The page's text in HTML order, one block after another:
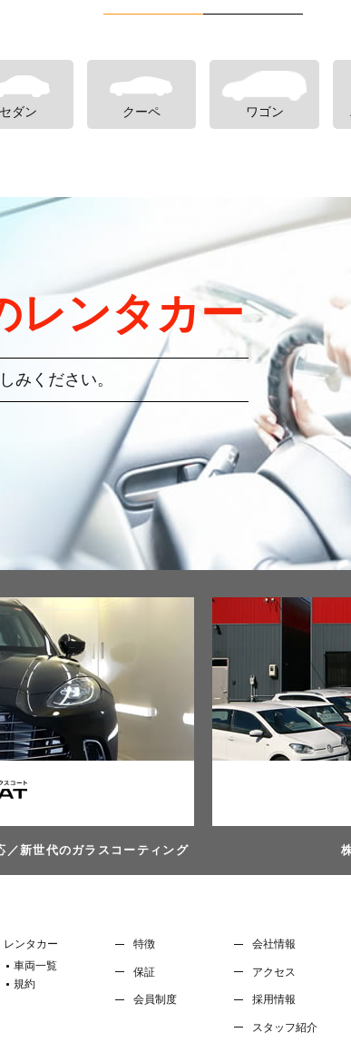
セダン クーペ ワゴン
レンタカー
みください。
新世代のガラスコーティング
レンタカー
車両一覧
規約
特徴
保証
会員制度
会社情報
アクセス
採用情報
スタッフ紹介